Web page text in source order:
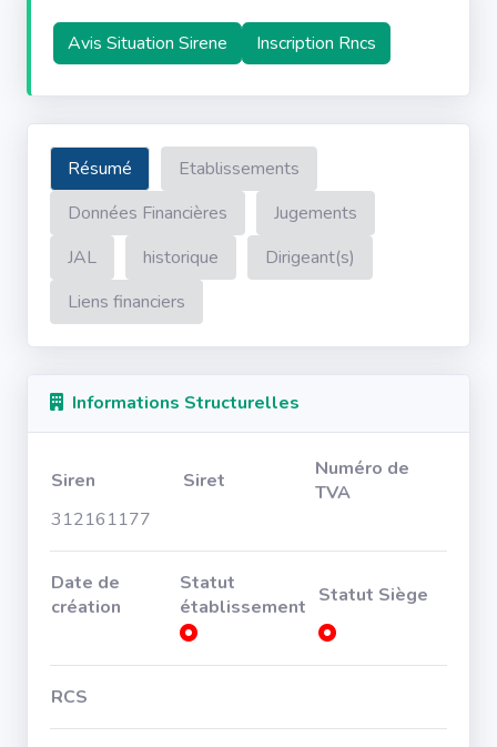
Avis Situation Sirene Inscription Rncs
Résumé
Etablissements
Données Financières
Jugements
JAL
historique
Dirigeant(s)
Liens financiers
Informations Structurelles
Siren Siret
Numéro de
TVA
312161177
Date de
création
Statut
établissement Statut Siège
RCS